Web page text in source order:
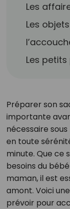
Les
Les
Les
Préparer son
importante
nécessaire
en toute
minute. Que ce
besoins du
maman, il est
amont. Voici
prévoir pour